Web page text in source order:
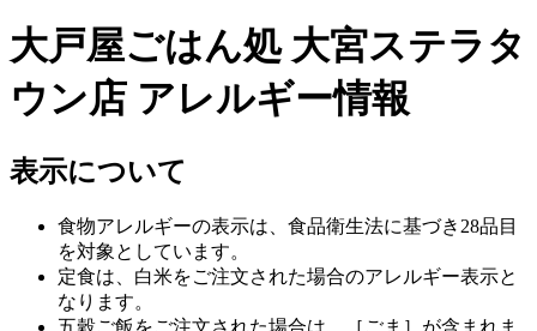
大戸屋ごはん処 大宮ステラタ
ウン店 アレルギー情報
表示について
食物アレルギーの表示は、食品衛生法に基づき28品目
を対象としています。
定食は、白米をご注文された場合のアレルギー表示と
なります。
五穀ご飯をご注文された場合は、［ごま］が含まれま